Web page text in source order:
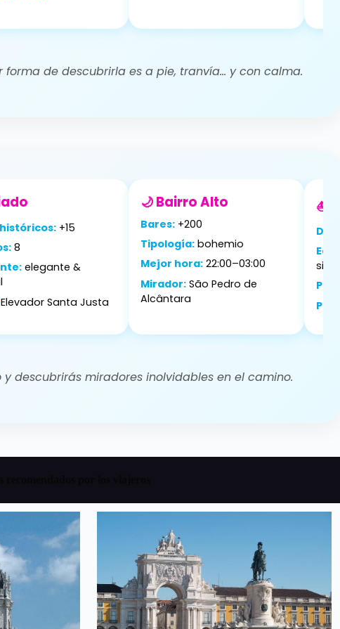
de descubrirla es a pie, tranvía… y con calma.
+15
8
elegante &
Elevador Santa Justa
🌙 Bairro Alto
Bares: +200
Tipología: bohemio
Mejor hora: 22:00–03:00
Mirador: São Pedro de
Alcântara
⛵
descubrirás miradores inolvidables en el camino.